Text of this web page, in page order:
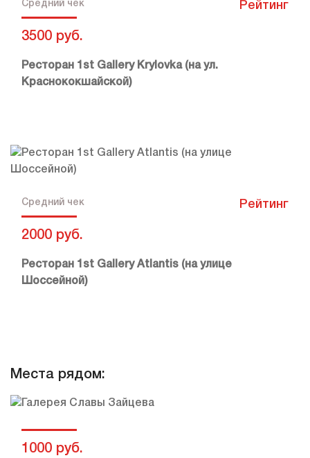
Средний чек
3500 руб.
Рейтинг
Ресторан 1st Gallery Krylovka (на ул.
Краснококшайской)
Средний чек
2000 руб.
Рейтинг
Ресторан 1st Gallery Atlantis (на улице
Шоссейной)
Места рядом:
1000 руб.